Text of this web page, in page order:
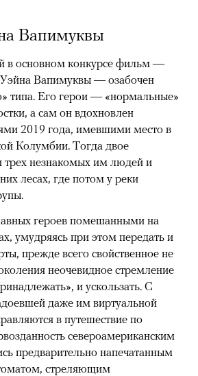
Вапимуквы
в основном конкурсе фильм —
Уэйна Вапимуквы — озабочен
типа. Его герои — «нормальные»
а сам он вдохновлен
2019 года, имевшими место в
Колумбии. Тогда двое
трех незнакомых им людей и
лесах, где потом у реки
героев помешанными на
умудряясь при этом передать и
прежде всего свойственное не
неочевидное стремление
и ускользать. С
даже им виртуальной
в путешествие по
североамериканским
предварительно напечатанным
стреляющим